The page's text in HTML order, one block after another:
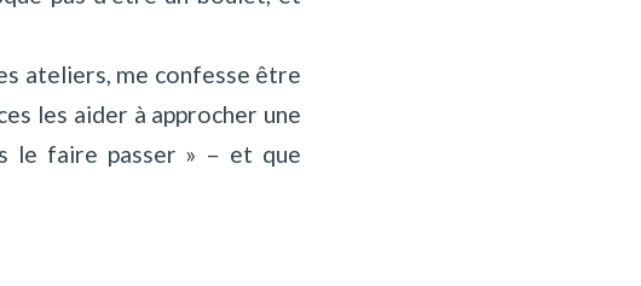
ateliers, me confesse être
les aider à approcher une
le faire passer » – et que